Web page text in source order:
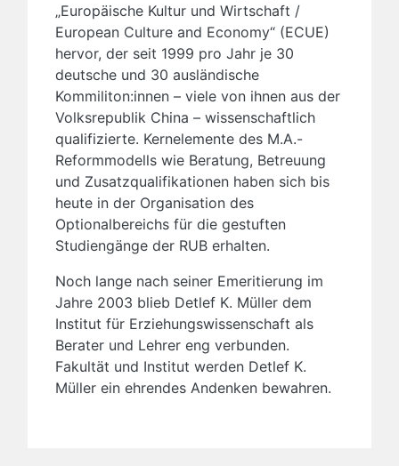
„Europäische Kultur und Wirtschaft /
European Culture and Economy“ (ECUE)
hervor, der seit 1999 pro Jahr je 30
deutsche und 30 ausländische
Kommiliton:innen – viele von ihnen aus der
Volksrepublik China – wissenschaftlich
qualifizierte. Kernelemente des M.A.-
Reformmodells wie Beratung, Betreuung
und Zusatzqualifikationen haben sich bis
heute in der Organisation des
Optionalbereichs für die gestuften
Studiengänge der RUB erhalten.
Noch lange nach seiner Emeritierung im
Jahre 2003 blieb Detlef K. Müller dem
Institut für Erziehungswissenschaft als
Berater und Lehrer eng verbunden.
Fakultät und Institut werden Detlef K.
Müller ein ehrendes Andenken bewahren.